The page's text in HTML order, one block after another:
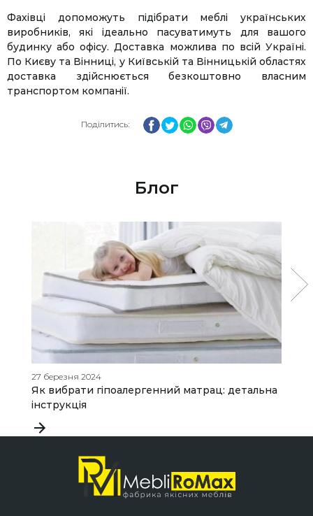
Фахівці допоможуть підібрати меблі українських
виробників, які ідеально пасуватимуть для вашого
будинку або офісу. Доставка можлива по всій Україні.
По Києву та Вінниці, у Київській та Вінницькій областях
доставка здійснюється безкоштовно власним
транспортом компанії.
Поділитись: Facebook
Twitter
WhatsApp
ViberTelegram
Блог
27 березня 2024
Як вибрати гіпоалергенний матрац: детальна
інструкція